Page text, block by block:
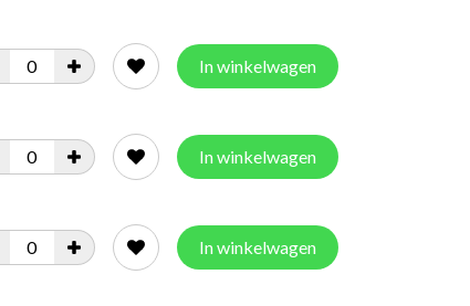
In winkelwagen
In winkelwagen
In winkelwagen